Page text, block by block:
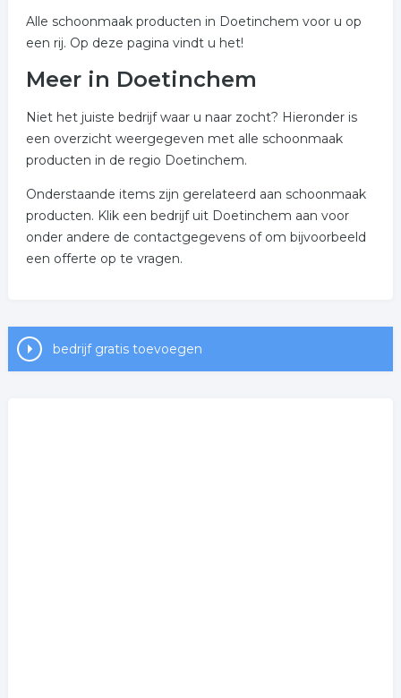
Alle schoonmaak producten in Doetinchem voor u op
een rij. Op deze pagina vindt u het!
Meer in Doetinchem
Niet het juiste bedrijf waar u naar zocht? Hieronder is
een overzicht weergegeven met alle schoonmaak
producten in de regio Doetinchem.
Onderstaande items zijn gerelateerd aan schoonmaak
producten. Klik een bedrijf uit Doetinchem aan voor
onder andere de contactgegevens of om bijvoorbeeld
een offerte op te vragen.
bedrijf gratis toevoegen